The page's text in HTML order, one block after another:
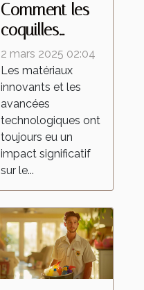
Comment les
coquilles
d'œufs
améliorent les
peintures
réfléchissantes
2 mars 2025 02:04
Les matériaux
innovants et les
avancées
technologiques ont
toujours eu un
impact significatif
sur le...